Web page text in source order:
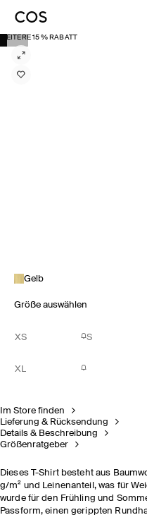
WEITERE 15 % RABATT
Gelb
Größe auswählen
XS S
XL
Im Store finden
Lieferung & Rücksendung
Details & Beschreibung
Größenratgeber
Dieses T-Shirt besteht aus
g/m² und Leinenanteil, was für
wurde für den Frühling und
Passform, einen gerippten